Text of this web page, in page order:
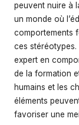
peuvent nuire à
un monde où
comportements
ces
expert en
de la formation
humains et les
éléments
favoriser une